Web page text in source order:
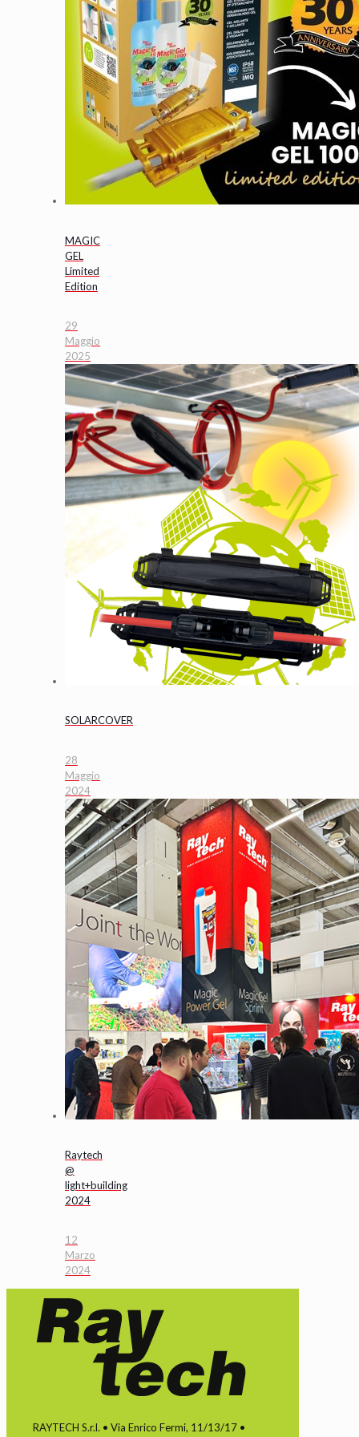
MAGIC
GEL
Limited
Edition
29
Maggio
2025
SOLARCOVER
28
Maggio
2024
Raytech
@
light+building
2024
12
Marzo
2024
RAYTECH S.r.l. • Via Enrico Fermi, 11/13/17 •